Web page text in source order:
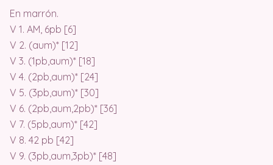
En marrón.
V 1. AM, 6pb [6]
V 2. (aum)* [12]
V 3. (1pb,aum)* [18]
V 4. (2pb,aum)* [24]
V 5. (3pb,aum)* [30]
V 6. (2pb,aum,2pb)* [36]
V 7. (5pb,aum)* [42]
V 8. 42 pb [42]
V 9. (3pb,aum,3pb)* [48]